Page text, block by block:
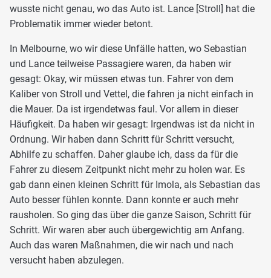
wusste nicht genau, wo das Auto ist. Lance [Stroll] hat die
Problematik immer wieder betont.
In Melbourne, wo wir diese Unfälle hatten, wo Sebastian
und Lance teilweise Passagiere waren, da haben wir
gesagt: Okay, wir müssen etwas tun. Fahrer von dem
Kaliber von Stroll und Vettel, die fahren ja nicht einfach in
die Mauer. Da ist irgendetwas faul. Vor allem in dieser
Häufigkeit. Da haben wir gesagt: Irgendwas ist da nicht in
Ordnung. Wir haben dann Schritt für Schritt versucht,
Abhilfe zu schaffen. Daher glaube ich, dass da für die
Fahrer zu diesem Zeitpunkt nicht mehr zu holen war. Es
gab dann einen kleinen Schritt für Imola, als Sebastian das
Auto besser fühlen konnte. Dann konnte er auch mehr
rausholen. So ging das über die ganze Saison, Schritt für
Schritt. Wir waren aber auch übergewichtig am Anfang.
Auch das waren Maßnahmen, die wir nach und nach
versucht haben abzulegen.